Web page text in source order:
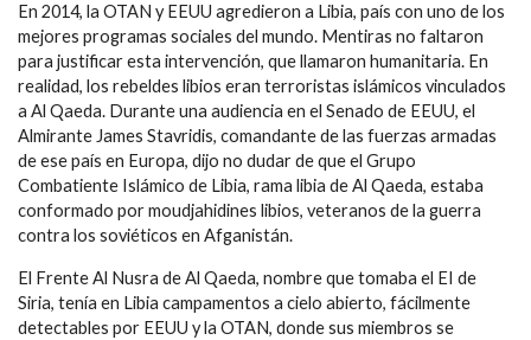
En 2014, la OTAN y EEUU agredieron a Libia, país con uno de los
mejores programas sociales del mundo. Mentiras no faltaron
para justificar esta intervención, que llamaron humanitaria. En
realidad, los rebeldes libios eran terroristas islámicos vinculados
a Al Qaeda. Durante una audiencia en el Senado de EEUU, el
Almirante James Stavridis, comandante de las fuerzas armadas
de ese país en Europa, dijo no dudar de que el Grupo
Combatiente Islámico de Libia, rama libia de Al Qaeda, estaba
conformado por moudjahidines libios, veteranos de la guerra
contra los soviéticos en Afganistán.
El Frente Al Nusra de Al Qaeda, nombre que tomaba el EI de
Siria, tenía en Libia campamentos a cielo abierto, fácilmente
detectables por EEUU y la OTAN, donde sus miembros se